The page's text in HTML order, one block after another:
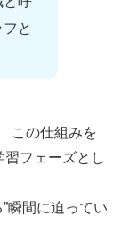
と
この仕組みを
習フェーズとし
瞬間に迫ってい